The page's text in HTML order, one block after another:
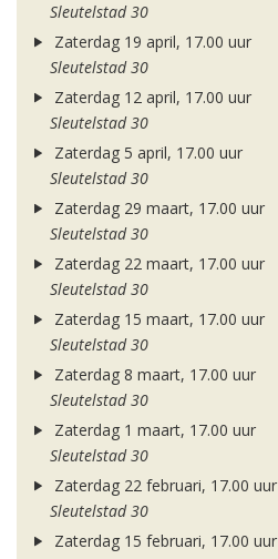
Sleutelstad 30
Zaterdag 19 april, 17.00 uur
Sleutelstad 30
Zaterdag 12 april, 17.00 uur
Sleutelstad 30
Zaterdag 5 april, 17.00 uur
Sleutelstad 30
Zaterdag 29 maart, 17.00 uur
Sleutelstad 30
Zaterdag 22 maart, 17.00 uur
Sleutelstad 30
Zaterdag 15 maart, 17.00 uur
Sleutelstad 30
Zaterdag 8 maart, 17.00 uur
Sleutelstad 30
Zaterdag 1 maart, 17.00 uur
Sleutelstad 30
Zaterdag 22 februari, 17.00 uur
Sleutelstad 30
Zaterdag 15 februari, 17.00 uur